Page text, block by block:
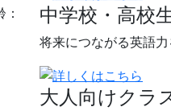
中学校・高校
将来につながる英語力
大人向けクラ